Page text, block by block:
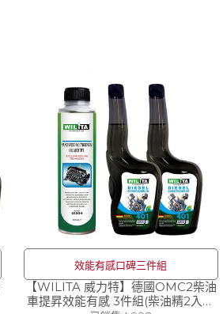
效能有感口碑三件組
【WILITA 威力特】德國OMC2柴油
車提昇效能有感 3件組(柴油精2入機